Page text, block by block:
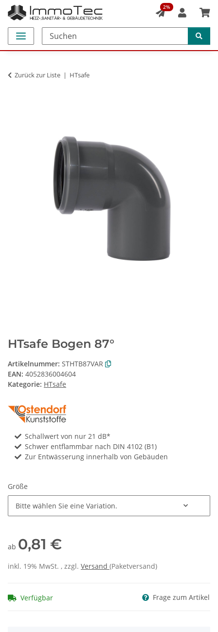
2%
Zurück zur Liste HTsafe
HTsafe Bogen 87°
Artikelnummer: STHTB87VAR
EAN: 4052836004604
Kategorie: HTsafe
Schallwert von nur 21 dB*
Schwer entflammbar nach DIN 4102 (B1)
Zur Entwässerung innerhalb von Gebäuden
Größe
Bitte wählen Sie eine Variation.
ab 0,81 €
inkl. 19% MwSt. , zzgl. Versand (Paketversand)
Verfügbar Frage zum Artikel